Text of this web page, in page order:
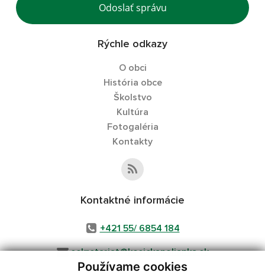
Používame cookies
Odoslať správu
Rýchle odkazy
O obci
História obce
Školstvo
Kultúra
Fotogaléria
Kontakty
Kontaktné informácie
+421 55/ 6854 184
sekretariat@kosickapolianka.sk